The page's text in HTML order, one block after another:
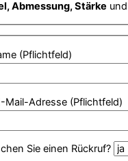
Abmessung, Stärke
(Pflichtfeld)
Mail-Adresse (Pflichtfeld)
Sie einen Rückruf?